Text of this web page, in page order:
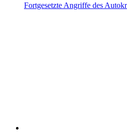
Fortgesetzte Angriffe des